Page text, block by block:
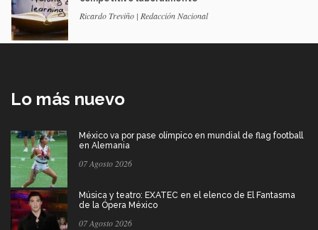
Ricardo Treviño | Redacción Nacional
Lo más nuevo
México va por pase olímpico en mundial de flag football
en Alemania
07 Agosto 2026
Música y teatro: EXATEC en el elenco de El Fantasma
de la Ópera México
07 Agosto 2026